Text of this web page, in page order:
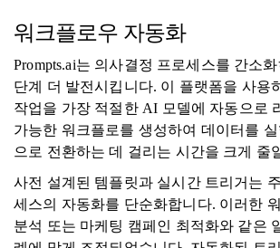
워크플로우 자동화
Prompts.ai는 의사결정 프로세스를 간소
단계 더 발전시킵니다. 이 플랫폼을 사용
작업을 가장 적절한 AI 모델에 자동으로
가능한 워크플로를 생성하여 데이터를
으로 전환하는 데 걸리는 시간을 크게 줄
사전 설계된 템플릿과 실시간 트리거는
세스의 자동화를 단순화합니다. 이러한
분석 또는 마케팅 캠페인 최적화와 같은